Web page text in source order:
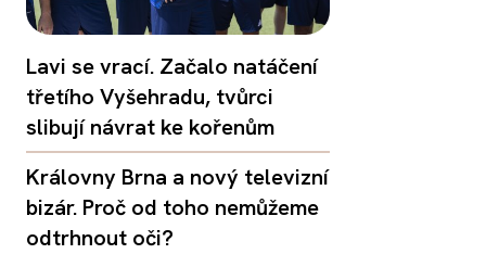
Lavi se vrací. Začalo natáčení
třetího Vyšehradu, tvůrci
slibují návrat ke kořenům
Královny Brna a nový televizní
bizár. Proč od toho nemůžeme
odtrhnout oči?